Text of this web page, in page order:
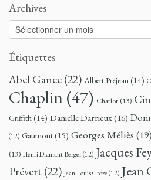
Archives
Archives
Étiquettes
Abel Gance(22) Albert Préjean(14)
Chaplin(47) Charlot (13)
Griffith(14) Danielle Darrieux(16)
(12) Gaumont(15) Georges Méliès (19)
(13) Henri Diamant-Berger(12) Jacques
Prévert(22) Jean-Louis Croze (12) Jean